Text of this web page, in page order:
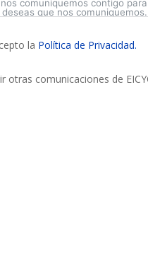
la Política de Privacidad.
otras comunicaciones de